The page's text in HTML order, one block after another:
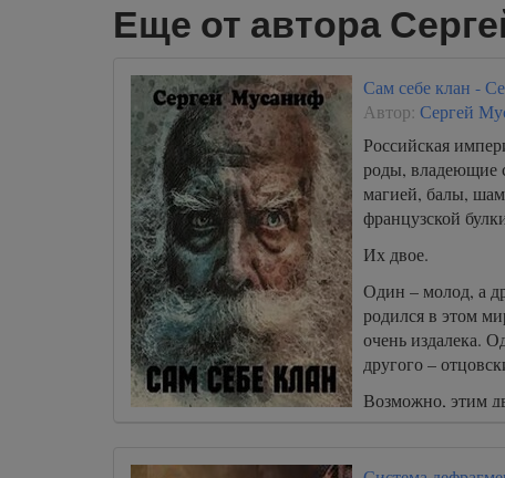
Еще от автора
Сам себе клан -
Автор: Сергей
Российская
роды, владеющие
магией, балы,
французской
Их двое.
Один – молод, а
родился в этом
очень издалека.
другого –
Возможно, этим